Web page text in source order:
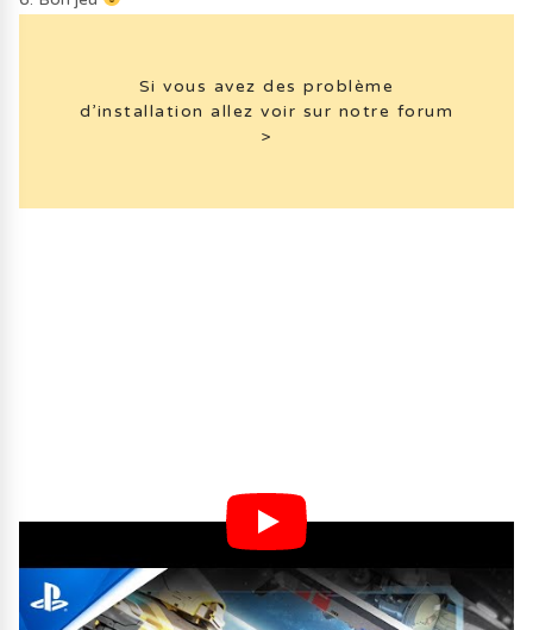
Si vous avez des problème
d’installation allez voir sur notre forum
>